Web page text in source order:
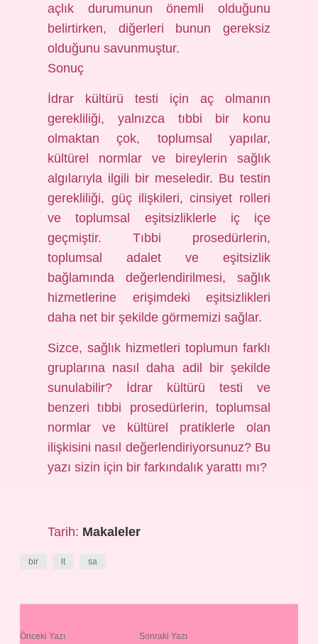
açlık durumunun önemli olduğunu
belirtirken, diğerleri bunun gereksiz
olduğunu savunmuştur.
Sonuç
İdrar kültürü testi için aç olmanın
gerekliliği, yalnızca tıbbi bir konu
olmaktan çok, toplumsal yapılar,
kültürel normlar ve bireylerin sağlık
algılarıyla ilgili bir meseledir. Bu testin
gerekliliği, güç ilişkileri, cinsiyet rolleri
ve toplumsal eşitsizliklerle iç içe
geçmiştir. Tıbbi prosedürlerin,
toplumsal adalet ve eşitsizlik
bağlamında değerlendirilmesi, sağlık
hizmetlerine erişimdeki eşitsizlikleri
daha net bir şekilde görmemizi sağlar.
Sizce, sağlık hizmetleri toplumun farklı
gruplarına nasıl daha adil bir şekilde
sunulabilir? İdrar kültürü testi ve
benzeri tıbbi prosedürlerin, toplumsal
normlar ve kültürel pratiklerle olan
ilişkisini nasıl değerlendiriyorsunuz? Bu
yazı sizin için bir farkındalık yarattı mı?
Tarih: Makaleler
bir lt sa
Önceki Yazı Sonraki Yazı